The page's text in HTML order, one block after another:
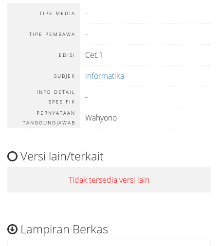
TIPE MEDIA -
TIPE PEMBAWA -
EDISI Cet.1
SUBJEK informatika
INFO DETAIL
SPESIFIK
-
PERNYATAAN
TANGGUNGJAWAB
Wahyono
Versi lain/terkait
Tidak tersedia versi lain
Lampiran Berkas